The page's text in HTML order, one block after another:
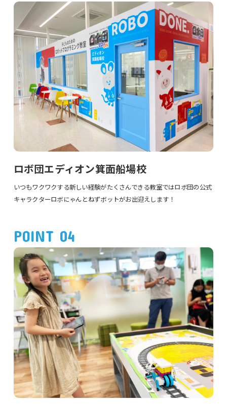
ロボ団エディオン箕面船場校
いつもワクワクする新しい経験がたくさんできる教室ではロボ団の公式
キャラクターロボにゃんとねずボットがお出迎えします！
POINT 04